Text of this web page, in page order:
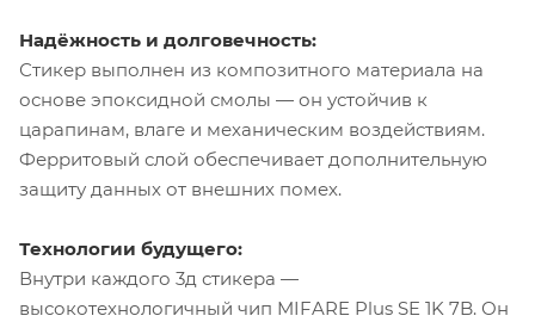
Надёжность и долговечность:
Стикер выполнен из композитного материала на
основе эпоксидной смолы — он устойчив к
царапинам, влаге и механическим воздействиям.
Ферритовый слой обеспечивает дополнительную
защиту данных от внешних помех.
Технологии будущего:
Внутри каждого 3д стикера —
высокотехнологичный чип MIFARE Plus SE 1K 7B. Он